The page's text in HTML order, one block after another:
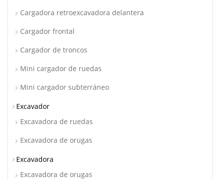
Cargadora retroexcavadora delantera
Cargador frontal
Cargador de troncos
Mini cargador de ruedas
Mini cargador subterráneo
Excavador
Excavadora de ruedas
Excavadora de orugas
Excavadora
Excavadora de orugas